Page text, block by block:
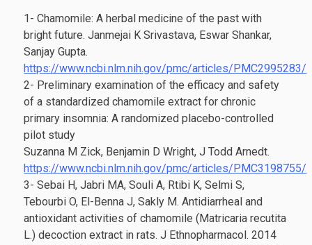
en
vrac
par
100g
1- Chamomile: A herbal medicine of the past with
bright future. Janmejai K Srivastava, Eswar Shankar,
Sanjay Gupta.
https://www.ncbi.nlm.nih.gov/pmc/articles/PMC2995283/
2- Preliminary examination of the efficacy and safety
of a standardized chamomile extract for chronic
primary insomnia: A randomized placebo-controlled
pilot study
Suzanna M Zick, Benjamin D Wright, J Todd Arnedt.
https://www.ncbi.nlm.nih.gov/pmc/articles/PMC3198755/
3- Sebai H, Jabri MA, Souli A, Rtibi K, Selmi S,
Tebourbi O, El-Benna J, Sakly M. Antidiarrheal and
antioxidant activities of chamomile (Matricaria recutita
L.) decoction extract in rats. J Ethnopharmacol. 2014